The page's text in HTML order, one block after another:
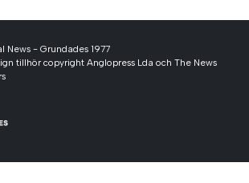
News - Grundades 1977
tillhör copyright Anglopress Lda och The News